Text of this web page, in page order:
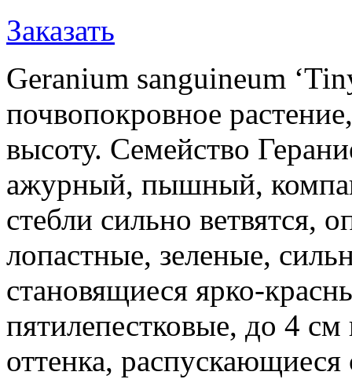
Заказать
Geranium sanguineum
почвопокровное
высоту. Семейство
ажурный, пышный,
стебли сильно ветвятся,
лопастные, зеленые,
становящиеся ярко-
пятилепестковые, до 4
оттенка,